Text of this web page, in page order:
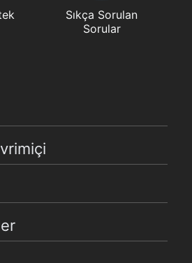
Sıkça Sorulan
Sorular